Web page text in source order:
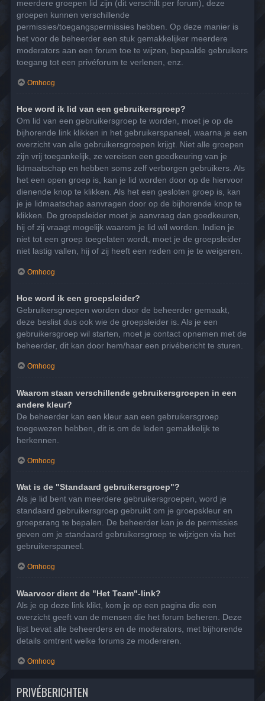
meerdere groepen lid zijn (dit verschilt per forum), deze
groepen kunnen verschillende
permissies/toegangspermissies hebben. Op deze manier is
het voor de beheerder een stuk gemakkelijker meerdere
moderators aan een forum toe te wijzen, bepaalde gebruikers
toegang tot een privéforum te verlenen, enz.
Omhoog
Hoe word ik lid van een gebruikersgroep?
Om lid van een gebruikersgroep te worden, moet je op de
bijhorende link klikken in het gebruikerspaneel, waarna je een
overzicht van alle gebruikersgroepen krijgt. Niet alle groepen
zijn vrij toegankelijk, ze vereisen een goedkeuring van je
lidmaatschap en hebben soms zelf verborgen gebruikers. Als
het een open groep is, kan je lid worden door op de hiervoor
dienende knop te klikken. Als het een gesloten groep is, kan
je je lidmaatschap aanvragen door op de bijhorende knop te
klikken. De groepsleider moet je aanvraag dan goedkeuren,
hij of zij vraagt mogelijk waarom je lid wil worden. Indien je
niet tot een groep toegelaten wordt, moet je de groepsleider
niet lastig vallen, hij of zij heeft een reden om je te weigeren.
Omhoog
Hoe word ik een groepsleider?
Gebruikersgroepen worden door de beheerder gemaakt,
deze beslist dus ook wie de groepsleider is. Als je een
gebruikersgroep wil starten, moet je contact opnemen met de
beheerder, dit kan door hem/haar een privébericht te sturen.
Omhoog
Waarom staan verschillende gebruikersgroepen in een
andere kleur?
De beheerder kan een kleur aan een gebruikersgroep
toegewezen hebben, dit is om de leden gemakkelijk te
herkennen.
Omhoog
Wat is de "Standaard gebruikersgroep"?
Als je lid bent van meerdere gebruikersgroepen, word je
standaard gebruikersgroep gebruikt om je groepskleur en
groepsrang te bepalen. De beheerder kan je de permissies
geven om je standaard gebruikersgroep te wijzigen via het
gebruikerspaneel.
Omhoog
Waarvoor dient de "Het Team"-link?
Als je op deze link klikt, kom je op een pagina die een
overzicht geeft van de mensen die het forum beheren. Deze
lijst bevat alle beheerders en de moderators, met bijhorende
details omtrent welke forums ze modereren.
Omhoog
PRIVÉBERICHTEN